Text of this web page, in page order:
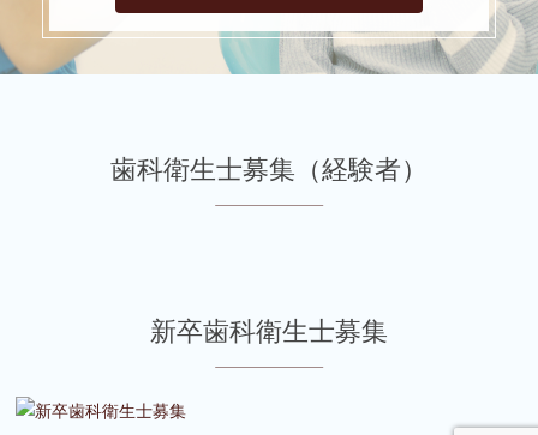
歯科衛生士募集（経験者）
新卒歯科衛生士募集